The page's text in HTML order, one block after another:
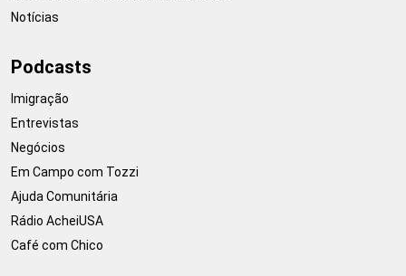
Notícias
Podcasts
Imigração
Entrevistas
Negócios
Em Campo com Tozzi
Ajuda Comunitária
Rádio AcheiUSA
Café com Chico